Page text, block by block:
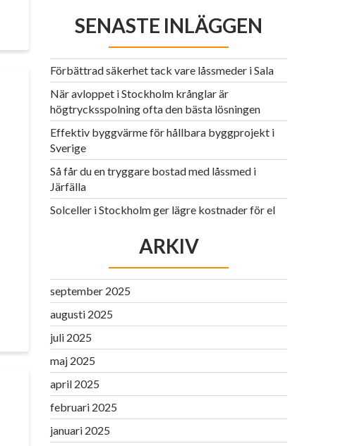
SENASTE INLÄGGEN
Förbättrad säkerhet tack vare låssmeder i Sala
När avloppet i Stockholm krånglar är
högtrycksspolning ofta den bästa lösningen
Effektiv byggvärme för hållbara byggprojekt i
Sverige
Så får du en tryggare bostad med låssmed i
Järfälla
Solceller i Stockholm ger lägre kostnader för el
ARKIV
september 2025
augusti 2025
juli 2025
maj 2025
april 2025
februari 2025
januari 2025